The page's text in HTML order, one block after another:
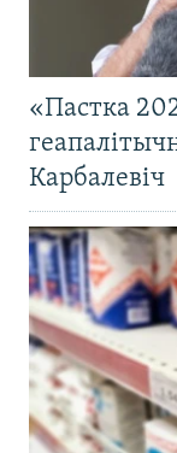
«Пастка
Карбалевіч